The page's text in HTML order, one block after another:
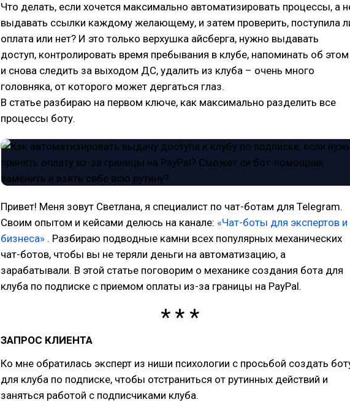
Что делать, если хочется максимально автоматизировать процессы, а
выдавать ссылки каждому желающему, и затем проверить, поступила
оплата или нет? И это только верхушка айсберга, нужно выдавать
доступ, контролировать время пребывания в клубе, напоминать об этом
и снова следить за выходом ДС, удалить из клуба – очень много
головняка, от которого может дергаться глаз.
В статье разбираю на первом ключе, как максимально разделить все
процессы боту.
Привет! Меня зовут Светлана, я специалист по чат-ботам для Telegram.
Своим опытом и кейсами делюсь на канале: «Чат-боты для экспертов и
бизнеса» . Разбираю подводные камни всех популярных механических
чат-ботов, чтобы вы не теряли деньги на автоматизацию, а
зарабатывали. В этой статье поговорим о механике создания бота для
клуба по подписке с приемом оплаты из-за границы на PayPal.
ЗАПРОС КЛИЕНТА
Ко мне обратилась эксперт из ниши психологии с просьбой создать
для клуба по подписке, чтобы отстраниться от рутинных действий и
заняться работой с подписчиками клуба.